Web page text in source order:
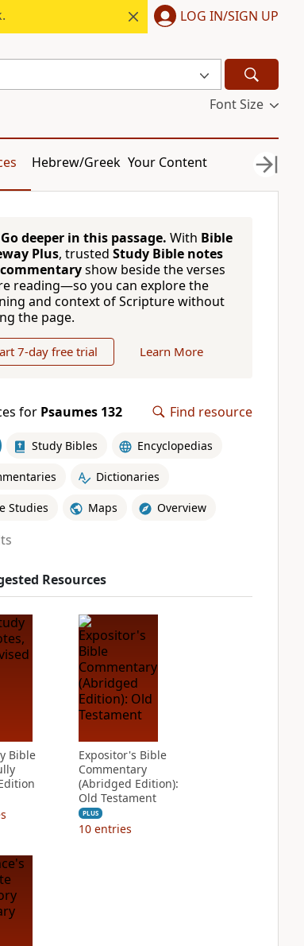
LOG IN/SIGN UP
Font Size
Hebrew/Greek Your Content
Go deeper in this passage. With Bible
Plus, trusted Study Bible notes
show beside the verses
reading—so you can explore the
and context of Scripture without
the page.
7-day free trial Learn More
for Psaumes 132 Find resource
Study Bibles Encyclopedias
Dictionaries
Studies Maps Overview
Resources
Bible
Expositor's Bible
Commentary
(Abridged Edition):
Old Testament
PLUS
10 entries